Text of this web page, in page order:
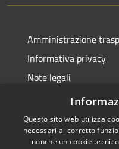
Amministrazione
Informativa privacy
Note legali
Dichiarazione di
Questo sito web utilizza
necessari al corretto
nonché un cookie